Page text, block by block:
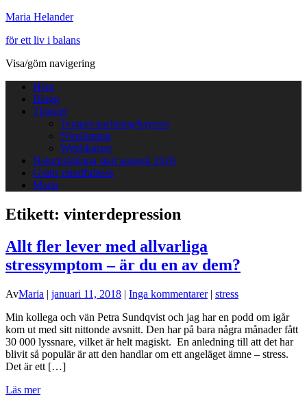
Maria Helander
för ett liv i balans
Visa/göm navigering
Hem
Blogg
Tjänster
Terapi/coachning/hypnos
Föreläsning
Webbkurser
Naturprästinna start augusti 2026
Gratis mindfulness
Maria
Etikett: vinterdepression
Allt fler lever med allvarliga
stressymptom – är du en av dem?
AvMaria | januari 11, 2018 | Inga kommentarer| stress
Min kollega och vän Petra Sundqvist och jag har en podd om igår
kom ut med sitt nittonde avsnitt. Den har på bara några månader fått
30 000 lyssnare, vilket är helt magiskt. En anledning till att det har
blivit så populär är att den handlar om ett angeläget ämne – stress.
Det är ett […]
Läs mer